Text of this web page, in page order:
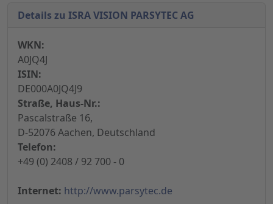
Details zu ISRA VISION PARSYTEC AG
WKN:
A0JQ4J
ISIN:
DE000A0JQ4J9
Straße, Haus-Nr.:
Pascalstraße 16,
D-52076 Aachen, Deutschland
Telefon:
+49 (0) 2408 / 92 700 - 0
Internet: http://www.parsytec.de